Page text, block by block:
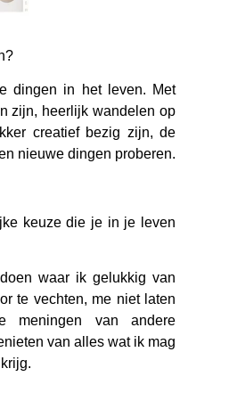
dingen in het leven. Met
zijn, heerlijk wandelen op
creatief bezig zijn, de
nieuwe dingen proberen.
keuze die je in je leven
waar ik gelukkig van
te vechten, me niet laten
meningen van andere
van alles wat ik mag